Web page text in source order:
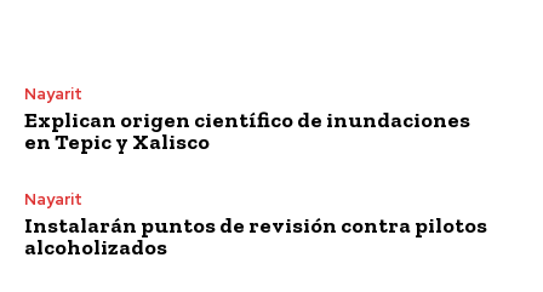
Nayarit
Explican origen científico de inundaciones
en Tepic y Xalisco
Nayarit
Instalarán puntos de revisión contra pilotos
alcoholizados